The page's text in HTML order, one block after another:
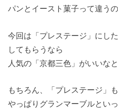
パンとイースト菓子って違う
今回は「プレステージ」にし
してもらうなら
人気の「京都三色」がいいな
もちろん、「プレステージ」
やっぱりグランマーブルとい